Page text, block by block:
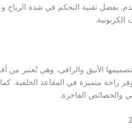
بفضل تقنية التحكم في شدة
الكربونية.
كيا تيلورايد 2024 بتصميمها الأنيق
راحة متميزة في المقاعد
والخصائص الفاخرة.